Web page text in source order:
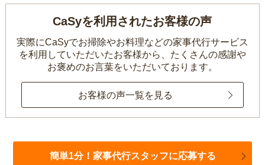
CaSyを利用されたお客様の声
実際にCaSyでお掃除やお料理などの家事代行サービス
を利用していただいたお客様から、 たくさんの感謝や
お褒めのお言葉をいただいております。
お客様の声一覧を見る
簡単1分！家事代行スタッフに応募する